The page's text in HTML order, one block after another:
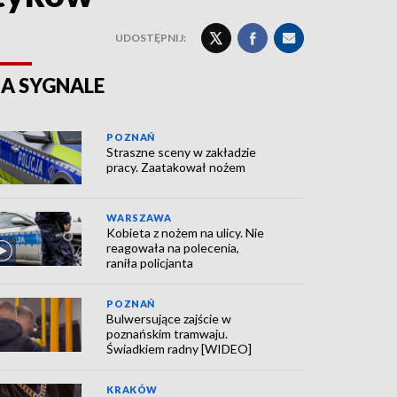
UDOSTĘPNIJ:
SYGNALE
POZNAŃ
Straszne sceny w zakładzie
pracy. Zaatakował nożem
WARSZAWA
Kobieta z nożem na ulicy. Nie
reagowała na polecenia,
raniła policjanta
POZNAŃ
Bulwersujące zajście w
poznańskim tramwaju.
Świadkiem radny [WIDEO]
KRAKÓW